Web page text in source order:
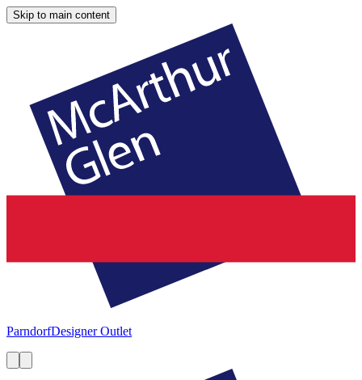
Skip to main content
ParndorfDesigner Outlet